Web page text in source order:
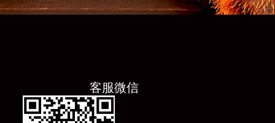
客服微信